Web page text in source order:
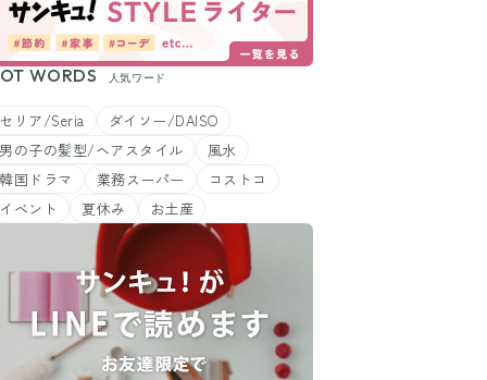
WORDS 人気ワード
セリア/Seria
ダイソー/DAISO
男の子の髪型/ヘアスタイル
風水
韓国ドラマ
業務スーパー
コストコ
イベント
夏休み お土産